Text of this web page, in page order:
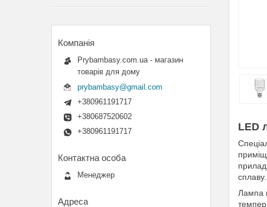
LED
сплаву.
Лампа
Prybambasy.com.ua - магазин
товарів для дому
prybambasy@gmail.com
+380961191717
+380687520602
+380961191717
Менеджер